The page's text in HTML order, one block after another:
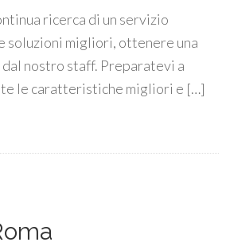
ricerca di un servizio
soluzioni migliori, ottenere una
nostro staff. Preparatevi a
le caratteristiche migliori e […]